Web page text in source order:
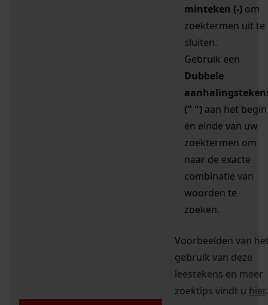
minteken (-) om
zoektermen uit te
sluiten.
Gebruik een
Dubbele
(" ") aan het begin
en einde van uw
zoektermen om
naar de exacte
combinatie van
woorden te
zoeken.
Voorbeelden van
gebruik van deze
leestekens en meer
zoektips vindt u hier.